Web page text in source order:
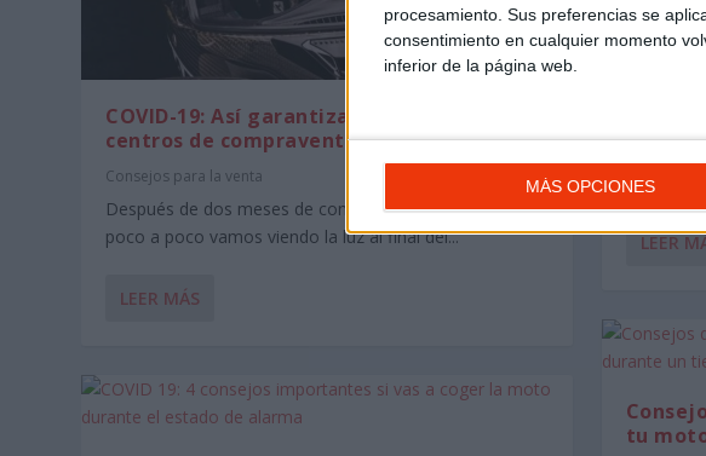
procesamiento. Sus preferencias se
consentimiento en cualquier momento
inferior de la página web.
MÁS OPCIONES
COVID-19: Así garantizan tu seguridad los
centros de compraventa de motos
Consejos para la venta
Después de dos meses de confinamiento parece que
poco a poco vamos viendo la luz al final del...
LEER MÁS
que los
LEER
tu